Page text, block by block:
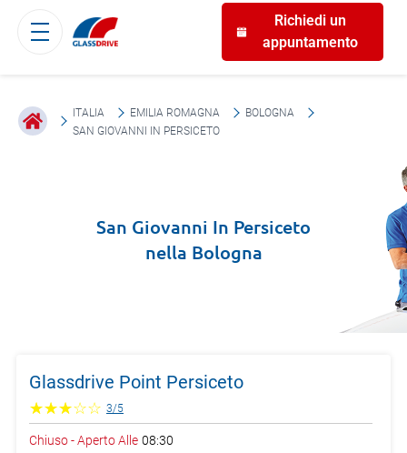
Richiedi un
appuntamento
ITALIA EMILIA ROMAGNA
BOLOGNA
SAN GIOVANNI IN PERSICETO
San Giovanni In Persiceto
nella Bologna
Glassdrive Point Persiceto
3/5
Chiuso-Aperto Alle 08:30